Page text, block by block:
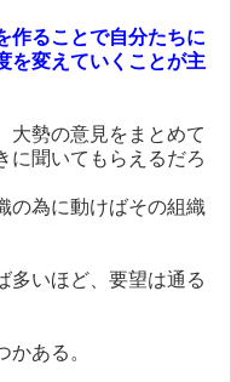
作ることで自分たちに
を変えていくことが主
大勢の意見をまとめて
に聞いてもらえるだろ
の為に動けばその組織
多いほど、要望は通る
ある。